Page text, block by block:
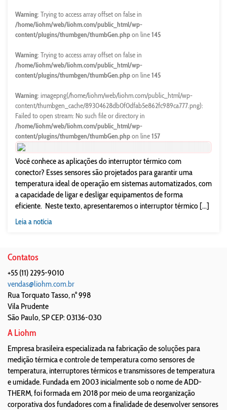
Warning: Trying to access array offset on false in
/home/liohm/web/liohm.com/public_html/wp-
content/plugins/thumbgen/thumbGen.phpon line145
Warning: Trying to access array offset on false in
/home/liohm/web/liohm.com/public_html/wp-
content/plugins/thumbgen/thumbGen.phpon line145
Warning: imagepng(/home/liohm/web/liohm.com/public_html/wp-
content/thumbgen_cache/89304628db0f0dfab5e862fc989ca777.png):
Failed to open stream: No such file or directory in
/home/liohm/web/liohm.com/public_html/wp-
content/plugins/thumbgen/thumbGen.phpon line157
Você conhece as aplicações do interruptor térmico com
conector? Esses sensores são projetados para garantir uma
temperatura ideal de operação em sistemas automatizados, com
a capacidade de ligar e desligar equipamentos de forma
eficiente. Neste texto, apresentaremos o interruptor térmico [...]
Leia a notícia
Contatos
+55 (11) 2295-9010
vendas@liohm.com.br
Rua Torquato Tasso, n° 998
Vila Prudente
São Paulo,SPCEP: 03136-030
A Liohm
Empresa brasileira especializada na fabricação de soluções para
medição térmica e controle de temperatura como sensores de
temperatura, interruptores térmicos e transmissores de temperatura
e umidade. Fundada em 2003 inicialmente sob o nome de ADD-
THERM, foi formada em 2018 por meio de uma reorganização
corporativa dos fundadores com a finalidade de desenvolver sensores